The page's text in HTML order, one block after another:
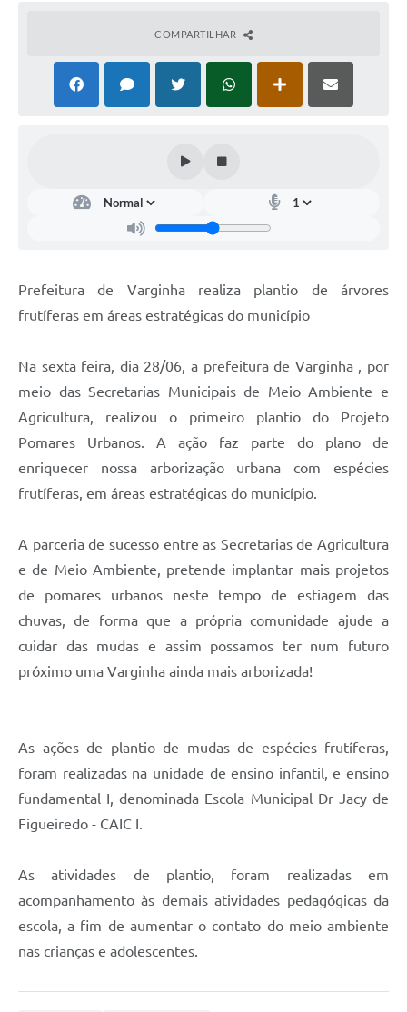
COMPARTILHAR
Prefeitura de Varginha realiza plantio de árvores
frutíferas em áreas estratégicas do município
Na sexta feira, dia 28/06, a prefeitura de Varginha , por
meio das Secretarias Municipais de Meio Ambiente e
Agricultura, realizou o primeiro plantio do Projeto
Pomares Urbanos. A ação faz parte do plano de
enriquecer nossa arborização urbana com espécies
frutíferas, em áreas estratégicas do município.
A parceria de sucesso entre as Secretarias de Agricultura
e de Meio Ambiente, pretende implantar mais projetos
de pomares urbanos neste tempo de estiagem das
chuvas, de forma que a própria comunidade ajude a
cuidar das mudas e assim possamos ter num futuro
próximo uma Varginha ainda mais arborizada!
As ações de plantio de mudas de espécies frutíferas,
foram realizadas na unidade de ensino infantil, e ensino
fundamental I, denominada Escola Municipal Dr Jacy de
Figueiredo - CAIC I.
As atividades de plantio, foram realizadas em
acompanhamento às demais atividades pedagógicas da
escola, a fim de aumentar o contato do meio ambiente
nas crianças e adolescentes.